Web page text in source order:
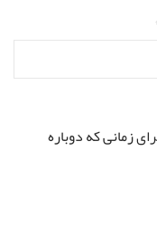
زمانی که دوباره